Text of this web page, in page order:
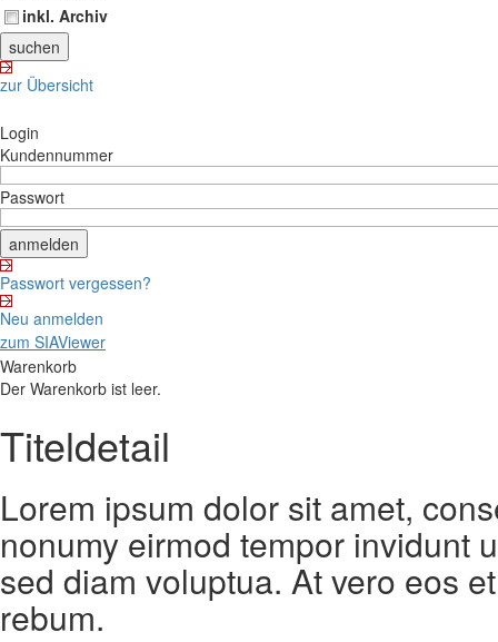
inkl. Archiv
zur Übersicht
Login
Kundennummer
Passwort
Passwort vergessen?
Neu anmelden
zum SIAViewer
Warenkorb
Der Warenkorb ist leer.
Titeldetail
Lorem ipsum dolor sit amet,
nonumy eirmod tempor invidunt
sed diam voluptua. At vero eos
rebum.